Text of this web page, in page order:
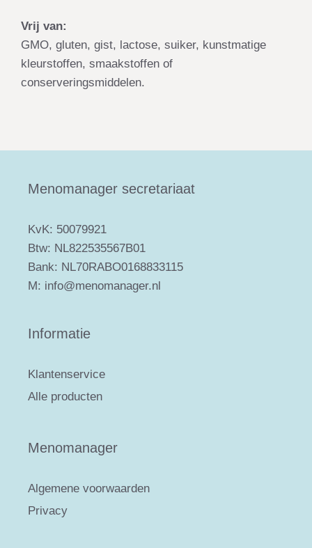
Vrij van:
GMO, gluten, gist, lactose, suiker, kunstmatige
kleurstoffen, smaakstoffen of
conserveringsmiddelen.
Menomanager secretariaat
KvK: 50079921
Btw: NL822535567B01
Bank: NL70RABO0168833115
M: info@menomanager.nl
Informatie
Klantenservice
Alle producten
Menomanager
Algemene voorwaarden
Privacy